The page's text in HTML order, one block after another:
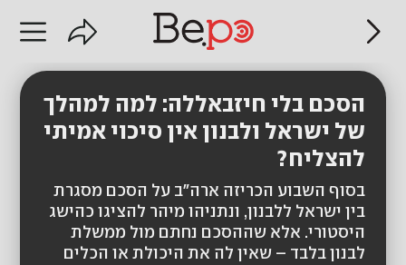
הסכם בלי חיזבאללה: למה למהלך
של ישראל ולבנון אין סיכוי אמיתי
להצליח?
בסוף השבוע הכריזה ארה"ב על הסכם מסגרת
בין ישראל ללבנון, ונתניהו מיהר להציגו כהישג
היסטורי. אלא שההסכם נחתם מול ממשלת
לבנון בלבד – שאין לה את היכולת או הכלים